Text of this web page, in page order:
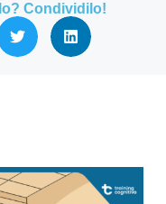
Condividilo!